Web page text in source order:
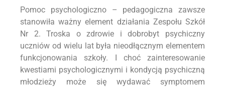
Pomoc psychologiczno – pedagogiczna zawsze
stanowiła ważny element działania Zespołu Szkół
Nr 2. Troska o zdrowie i dobrobyt psychiczny
uczniów od wielu lat była nieodłącznym elementem
funkcjonowania szkoły. I choć zainteresowanie
kwestiami psychologicznymi i kondycją psychiczną
młodzieży może się wydawać symptomem